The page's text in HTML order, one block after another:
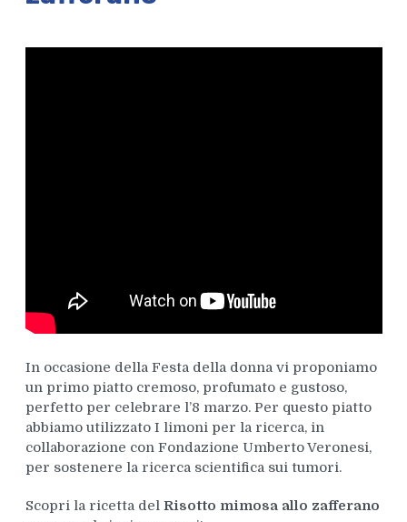
In occasione della Festa della donna vi proponiamo
un primo piatto cremoso, profumato e gustoso,
perfetto per celebrare l’8 marzo. Per questo piatto
abbiamo utilizzato I limoni per la ricerca, in
collaborazione con Fondazione Umberto Veronesi,
per sostenere la ricerca scientifica sui tumori.
Scopri la ricetta del Risotto mimosa allo zafferano